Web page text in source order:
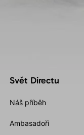
Svět Directu
Náš příběh
Ambasadoři